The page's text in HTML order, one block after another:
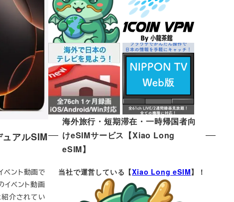
アルSIM
ント動画で
イベント動画
紹介されてい
海外旅行・短期滞在・一時帰国者向
けeSIMサービス【Xiao Long
eSIM】
当社で運営している【Xiao Long eSIM】！